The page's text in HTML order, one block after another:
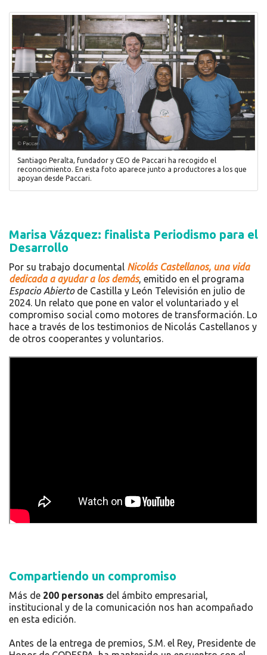
Santiago Peralta, fundador y CEO de Paccari ha recogido el
reconocimiento. En esta foto aparece junto a productores a los que
apoyan desde Paccari.
Marisa Vázquez: finalista Periodismo para el
Desarrollo
Por su trabajo documental Nicolás Castellanos, una vida
dedicada a ayudar a los demás, emitido en el programa
Espacio Abiertode Castilla y León Televisión en julio de
2024. Un relato que pone en valor el voluntariado y el
compromiso social como motores de transformación. Lo
hace a través de los testimonios de Nicolás Castellanos y
de otros cooperantes y voluntarios.
Compartiendo un compromiso
Más de 200 personas del ámbito empresarial,
institucional y de la comunicación nos han acompañado
en esta edición.
Antes de la entrega de premios, S.M. el Rey, Presidente de